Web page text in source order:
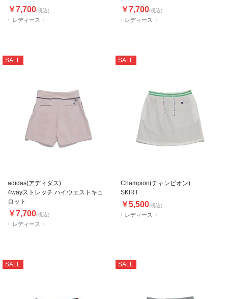
レディース
￥7,700(税込)
レディース
￥7,700(税込)
SALE
レディース
adidas(アディダス)
4wayストレッチ ハイウェストキュ
ロット
￥7,700(税込)
SALE
レディース
Champion(チャンピオン)
SKIRT
￥5,500(税込)
SALE SALE